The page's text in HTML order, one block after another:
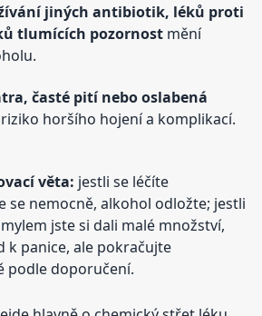
jiných antibiotik, léků proti
tlumících pozornost mění
časté pití nebo oslabená
horšího hojení a komplikací.
věta: jestli se léčíte
se nemocně, alkohol odložte; jestli
jste si dali malé množství,
k panice, ale pokračujte
podle doporučení.